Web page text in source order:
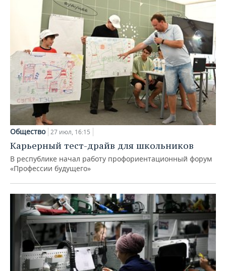
Общество 27 июл, 16:15
Карьерный тест-драйв для школьников
В республике начал работу профориентационный форум
«Профессии будущего»